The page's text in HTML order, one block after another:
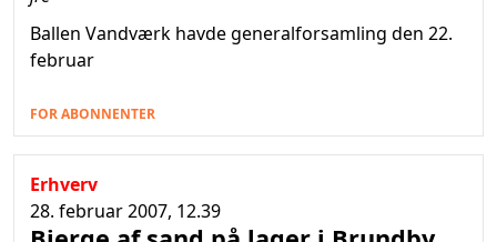
Ballen Vandværk havde generalforsamling den 22.
februar
FOR ABONNENTER
Erhverv
28. februar 2007, 12.39